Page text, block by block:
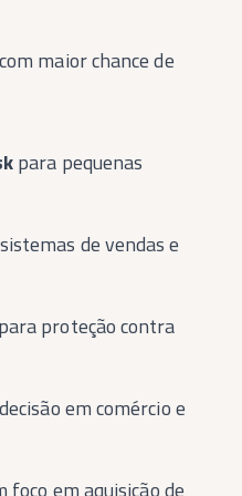
maior chance de
para pequenas
de vendas e
proteção contra
em comércio e
foco em aquisição de